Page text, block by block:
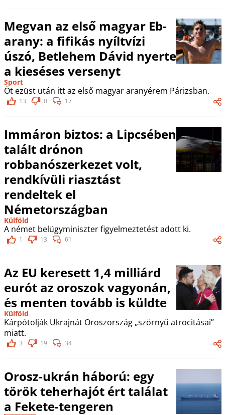
Megvan az első magyar Eb-
arany: a fifikás nyíltvízi
úszó, Betlehem Dávid nyerte
a kieséses versenyt
Sport
Öt ezüst után itt az első magyar aranyérem Párizsban.
13 0 17
Immáron biztos: a Lipcsében
talált drónon
robbanószerkezet volt,
rendkívüli riasztást
rendeltek el
Németországban
Külföld
A német belügyminiszter figyelmeztetést adott ki.
1 13 61
Az EU keresett 1,4 milliárd
eurót az oroszok vagyonán,
és menten tovább is küldte
Külföld
Kárpótolják Ukrajnát Oroszország „szörnyű atrocitásai”
miatt.
3 19 34
Orosz-ukrán háború: egy
török teherhajót ért találat
a Fekete-tengeren